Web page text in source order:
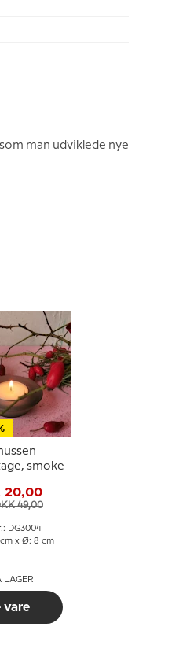
man udviklede nye
smoke
20,00
49,00
DG3004
cm x Ø: 8 cm
LAGER
vare